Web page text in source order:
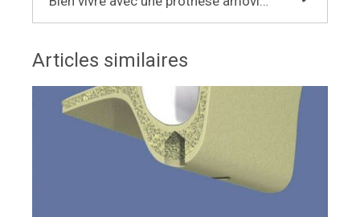
Articles similaires